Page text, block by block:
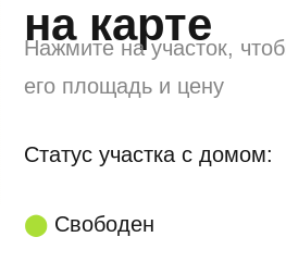
Запишитесь
на просмотр
участка с домом!
Оставьте ваши контакты, специалист
по поселку перезвонит для уточнения